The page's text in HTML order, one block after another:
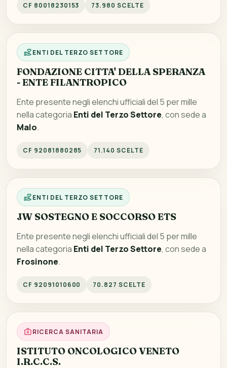
CF 80018230153 73.980 SCELTE
ENTI DEL TERZO SETTORE
FONDAZIONE CITTA' DELLA SPERANZA
- ENTE FILANTROPICO
Ente presente negli elenchi ufficiali del 5 per mille
nella categoria Enti del Terzo Settore, con sede a
Malo.
CF 92081880285 71.140 SCELTE
ENTI DEL TERZO SETTORE
JW SOSTEGNO E SOCCORSO ETS
Ente presente negli elenchi ufficiali del 5 per mille
nella categoria Enti del Terzo Settore, con sede a
Frosinone.
CF 92091010600 70.827 SCELTE
RICERCA SANITARIA
ISTITUTO ONCOLOGICO VENETO
I.R.C.C.S.